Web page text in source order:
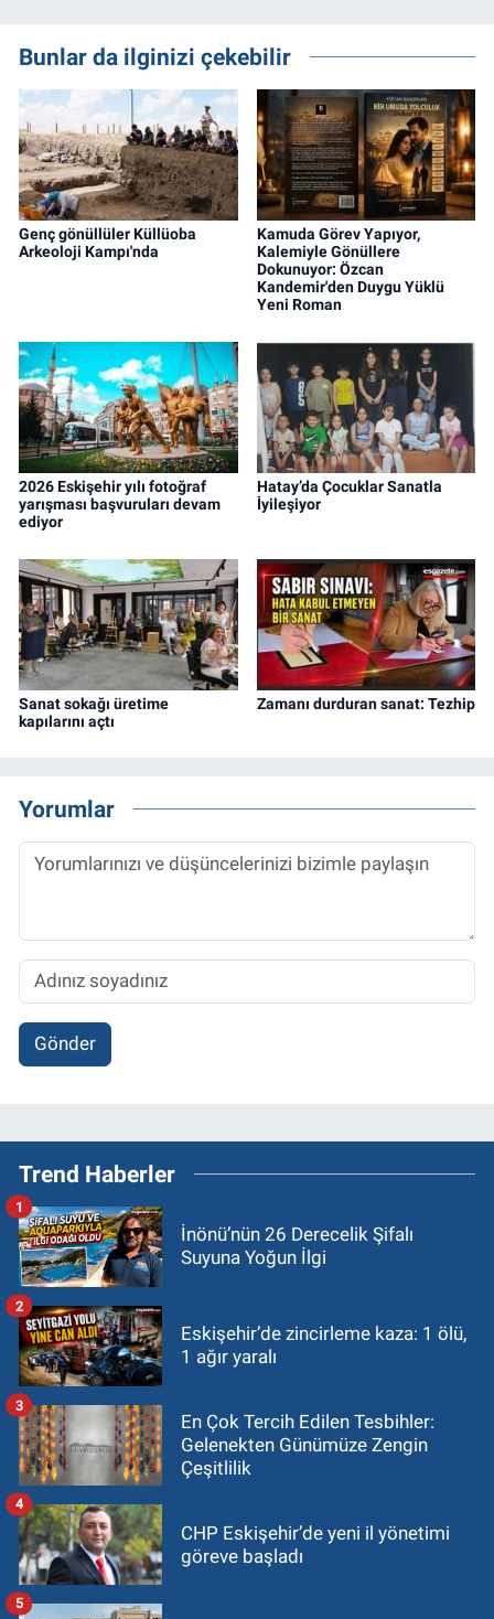
Bunlar da ilginizi çekebilir
Genç gönüllüler Küllüoba
Arkeoloji Kampı'nda
Kamuda Görev Yapıyor,
Kalemiyle Gönüllere
Dokunuyor: Özcan
Kandemir'den Duygu Yüklü
Yeni Roman
2026 Eskişehir yılı fotoğraf
yarışması başvuruları devam
ediyor
Hatay’da Çocuklar Sanatla
İyileşiyor
Sanat sokağı üretime
kapılarını açtı
Zamanı durduran sanat: Tezhip
Yorumlar
Gönder
Trend Haberler
İnönü’nün 26 Derecelik Şifalı
Suyuna Yoğun İlgi
1
Eskişehir’de zincirleme kaza: 1 ölü,
1 ağır yaralı
2
En Çok Tercih Edilen Tesbihler:
Gelenekten Günümüze Zengin
Çeşitlilik
3
CHP Eskişehir’de yeni il yönetimi
göreve başladı
4
5